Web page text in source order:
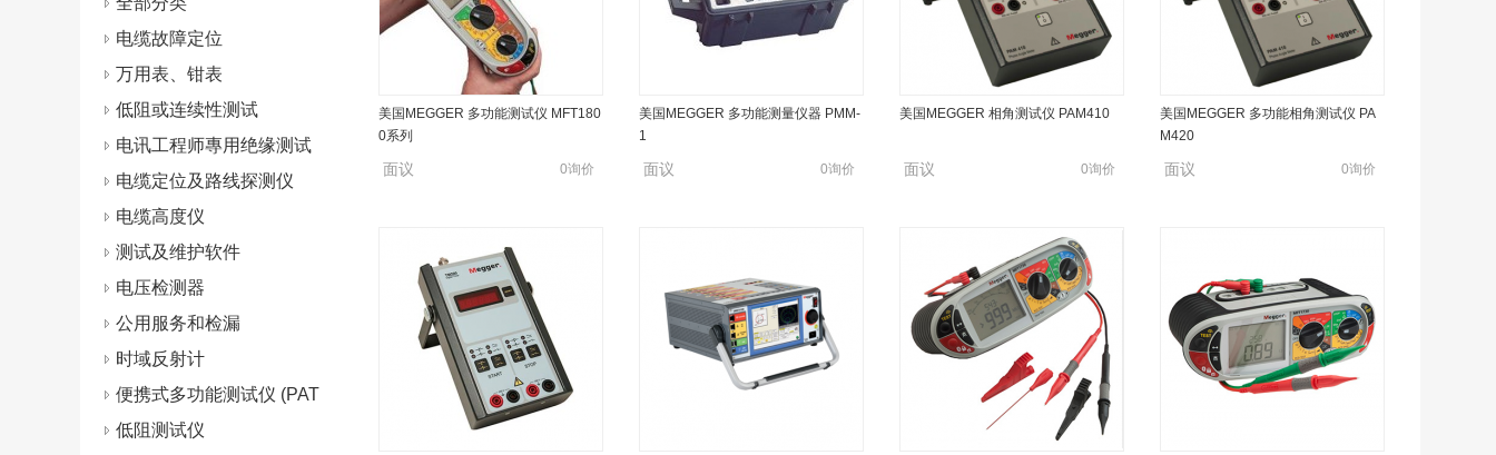
电缆故障定位
万用表、钳表
低阻或连续性测试
电讯工程师專用绝缘测试
仪
电缆定位及路线探测仪
电缆高度仪
测试及维护软件
电压检测器
公用服务和检漏
时域反射计
便携式多功能测试仪 (PAT
s)
低阻测试仪
美国MEGGER 多功能测试仪 MFT180
0系列
面议 0询价
美国MEGGER 多功能测量仪器 PMM-
1
面议 0询价
美国MEGGER 相角测试仪 PAM410
面议 0询价
美国MEGGER 多功能相角测试仪 PA
M420
面议 0询价